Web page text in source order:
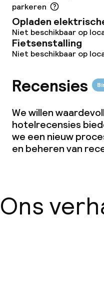
parkeren
Opladen
Niet beschikbaar op
Fietsenstalling
Niet beschikbaar op
Recensies
We willen
hotelrecensies
we een nieuw
en beheren van
Ons